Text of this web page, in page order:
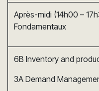
Après-midi (14h00 –
Fondamentaux
6B Inventory and
3A Demand